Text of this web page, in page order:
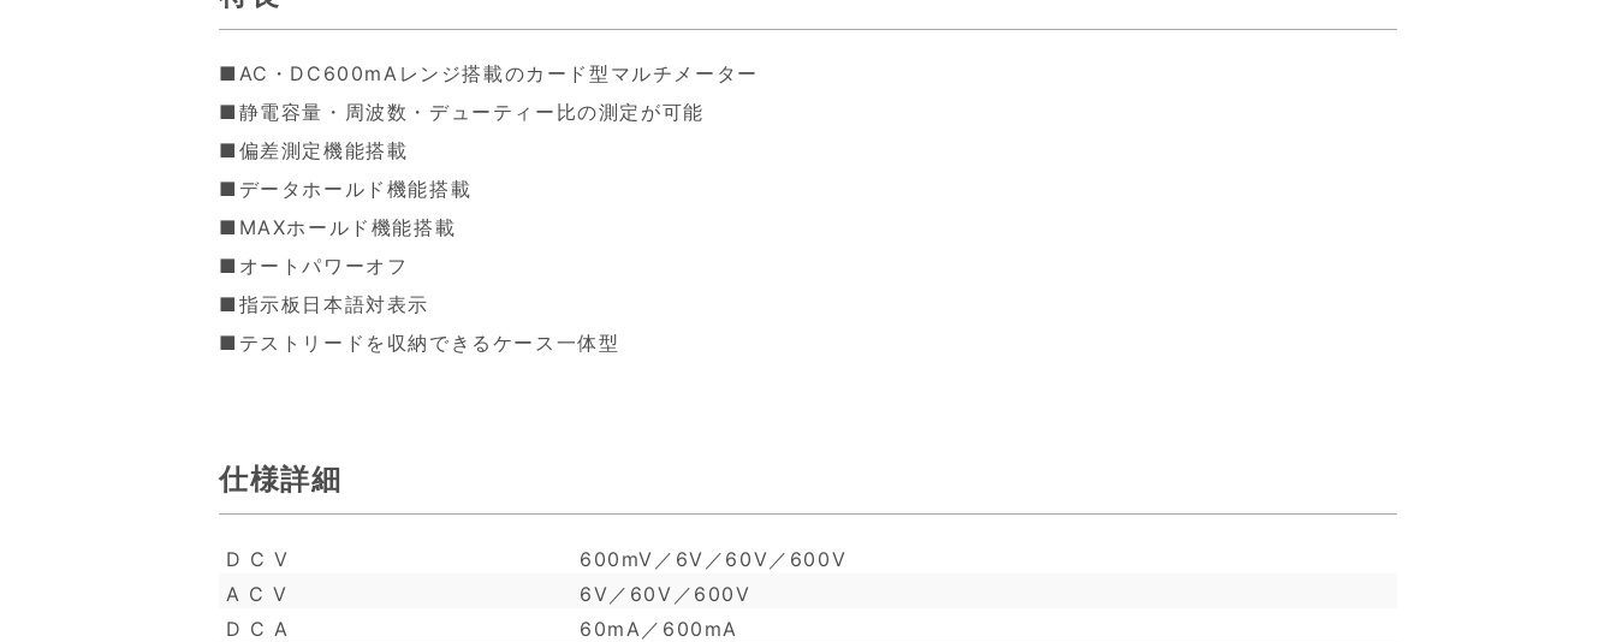
■AC・DC600mAレンジ搭載のカード型マルチメーター
■静電容量・周波数・デューティー比の測定が可能
■偏差測定機能搭載
■データホールド機能搭載
■MAXホールド機能搭載
■オートパワーオフ
■指示板日本語対表示
■テストリードを収納できるケース一体型
仕様詳細
D C V
600mV／6V／60V／600V
A C V
6V／60V／600V
D C A
60mA／600mA